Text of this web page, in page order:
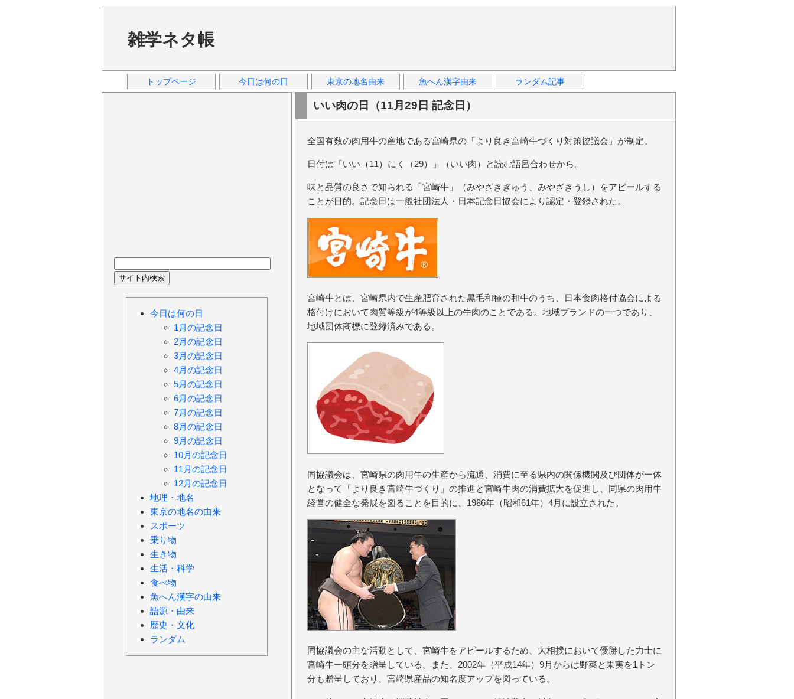
雑学ネタ帳
トップページ 今日は何の日 東京の地名由来 魚へん漢字由来 ランダム記事
いい肉の日（11月29日 記念日）
全国有数の肉用牛の産地である宮崎県の「より良き宮崎牛づくり対策協議会」が制定。
日付は「いい（11）にく（29）」（いい肉）と読む語呂合わせから。
味と品質の良さで知られる「宮崎牛」（みやざきぎゅう、みやざきうし）をアピールする
ことが目的。記念日は一般社団法人・日本記念日協会により認定・登録された。
宮崎牛とは、宮崎県内で生産肥育された黒毛和種の和牛のうち、日本食肉格付協会による
格付けにおいて肉質等級が4等級以上の牛肉のことである。地域ブランドの一つであり、
地域団体商標に登録済みである。
同協議会は、宮崎県の肉用牛の生産から流通、消費に至る県内の関係機関及び団体が一体
となって「より良き宮崎牛づくり」の推進と宮崎牛肉の消費拡大を促進し、同県の肉用牛
経営の健全な発展を図ることを目的に、1986年（昭和61年）4月に設立された。
同協議会の主な活動として、宮崎牛をアピールするため、大相撲において優勝した力士に
宮崎牛一頭分を贈呈している。また、2002年（平成14年）9月からは野菜と果実を1トン
分も贈呈しており、宮崎県産品の知名度アップを図っている。
今日は何の日
1月の記念日
2月の記念日
3月の記念日
4月の記念日
5月の記念日
6月の記念日
7月の記念日
8月の記念日
9月の記念日
10月の記念日
11月の記念日
12月の記念日
地理・地名
東京の地名の由来
スポーツ
乗り物
生き物
生活・科学
食べ物
魚へん漢字の由来
語源・由来
歴史・文化
ランダム